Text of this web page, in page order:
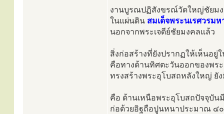
งานบูรณปฏิสังขรณ์วัดใหญ่ชัยม
ในแผ่นดิน สมเด็จพระนเรศวรมห
นอกจากพระเจดีย์ชัยมงคลแล้ว
สิ่งก่อสร้างที่ยังปรากฏให้เห็นอยู่
คือทางด้านทิศตะวันออกของพร
ทรงสร้างพระอุโบสถหลังใหญ่ ยั
คือ ด้านเหนือพระอุโบสถปัจจุบัน
ก่อด้วยอิฐถือปูนหนาประมาณ ๔๐